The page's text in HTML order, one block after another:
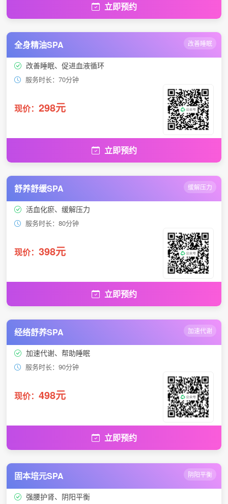
立即预约
全身精油SPA 改善睡眠
改善睡眠、促进血液循环
服务时长：70分钟
现价： 298元
立即预约
舒养舒缓SPA 缓解压力
活血化瘀、缓解压力
服务时长：80分钟
现价： 398元
立即预约
经络舒养SPA 加速代谢
加速代谢、帮助睡眠
服务时长：90分钟
现价： 498元
立即预约
固本培元SPA 阴阳平衡
强腰护肾、阴阳平衡